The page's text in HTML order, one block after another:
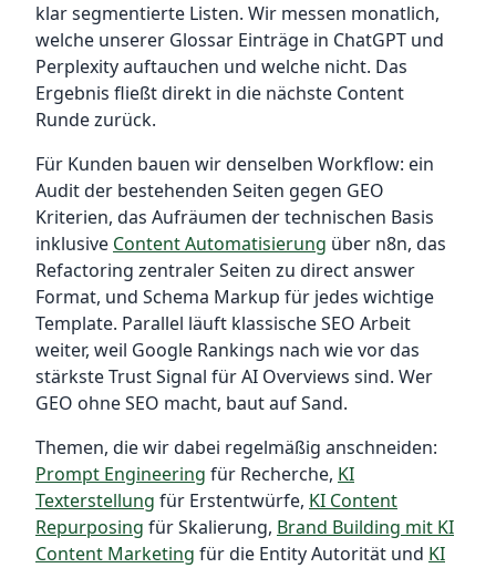
klar segmentierte Listen. Wir messen monatlich,
welche unserer Glossar Einträge in ChatGPT und
Perplexity auftauchen und welche nicht. Das
Ergebnis fließt direkt in die nächste Content
Runde zurück.
Für Kunden bauen wir denselben Workflow: ein
Audit der bestehenden Seiten gegen GEO
Kriterien, das Aufräumen der technischen Basis
inklusive Content Automatisierung über n8n, das
Refactoring zentraler Seiten zu direct answer
Format, und Schema Markup für jedes wichtige
Template. Parallel läuft klassische SEO Arbeit
weiter, weil Google Rankings nach wie vor das
stärkste Trust Signal für AI Overviews sind. Wer
GEO ohne SEO macht, baut auf Sand.
Themen, die wir dabei regelmäßig anschneiden:
Prompt Engineering für Recherche, KI
Texterstellung für Erstentwürfe, KI Content
Repurposing für Skalierung, Brand Building mit KI
Content Marketing für die Entity Autorität und KI